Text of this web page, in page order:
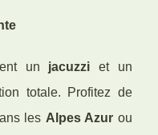
un jacuzzi et un
totale. Profitez de
les Alpes Azur ou